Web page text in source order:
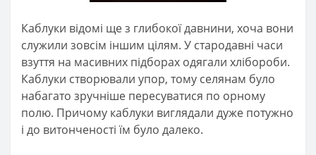
Каблуки відомі ще з глибокої давнини, хоча вони
служили зовсім іншим цілям. У стародавні часи
взуття на масивних підборах одягали хлібороби.
Каблуки створювали упор, тому селянам було
набагато зручніше пересуватися по орному
полю. Причому каблуки виглядали дуже потужно
і до витонченості їм було далеко.